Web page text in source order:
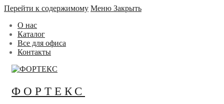
Перейти к содержимому Меню Закрыть
О нас
Каталог
Все для офиса
Контакты
ФОРТЕКС